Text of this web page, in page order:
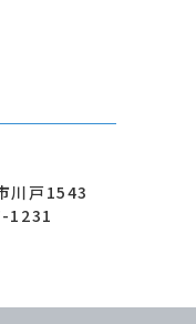
川戸1543
1231